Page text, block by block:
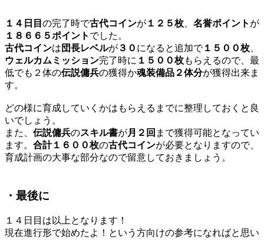
１４日目 の完了時で古代コインが １２５枚 名誉ポイント が
１８６６５ポイント でした。
古代コインは 団長レベルが ３０ になると追加で１５００枚
ウェルカムミッション完了時に １５００枚もらえるので、最
低でも２体の伝説傭兵の獲得か魂装備品２体分が獲得出来ま
す。
どの様に育成していくかはもらえるまでに整理しておくと良
いでしょう。
また、 伝説傭兵のスキル書が月２回 まで獲得可能となってい
ます。 合計１６００枚の古代コインが必要となりますので、
育成計画の大事な部分なので留意しておきましょう。
・最後に
１４日目は以上となります！
現在進行形で始めたよ！という方向けの参考になればと思い